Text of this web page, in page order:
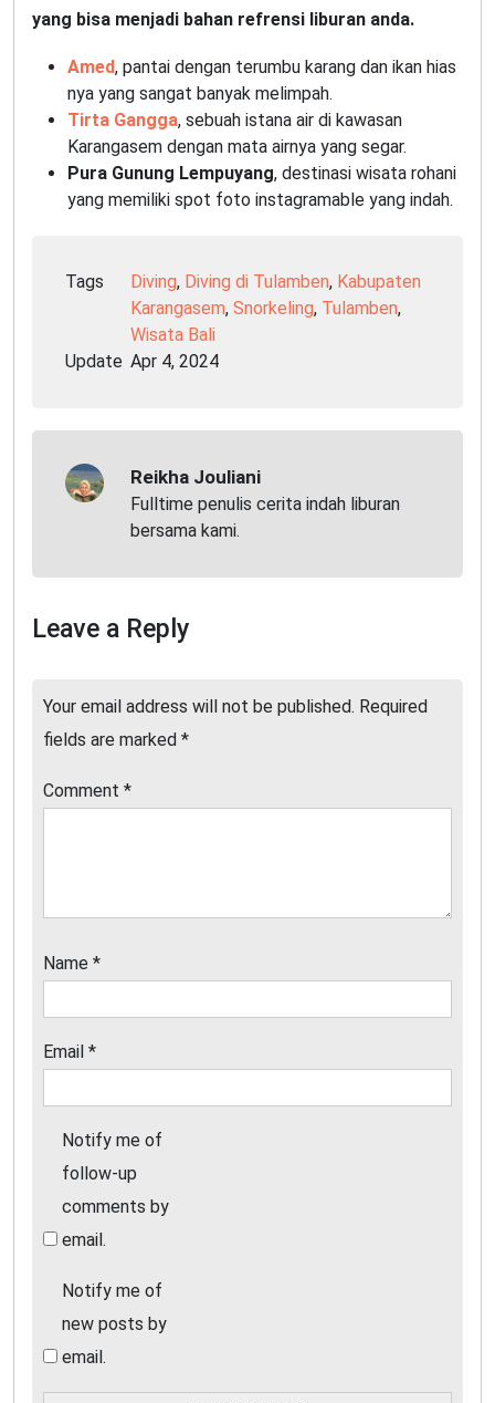
yang bisa menjadi bahan refrensi liburan anda.
Amed, pantai dengan terumbu karang dan ikan hias
nya yang sangat banyak melimpah.
Tirta Gangga, sebuah istana air di kawasan
Karangasem dengan mata airnya yang segar.
Pura Gunung Lempuyang, destinasi wisata rohani
yang memiliki spot foto instagramable yang indah.
Tags Diving, Diving di Tulamben, Kabupaten
Karangasem, Snorkeling, Tulamben,
Wisata Bali
Update Apr 4, 2024
Reikha Jouliani
Fulltime penulis cerita indah liburan
bersama kami.
Leave a Reply
Your email address will not be published. Required
fields are marked *
Comment *
Name *
Email *
Notify me of
follow-up
comments by
email.
Notify me of
new posts by
email.